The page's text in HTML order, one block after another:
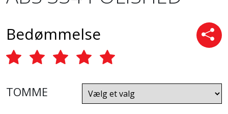
Bedømmelse
TOMME